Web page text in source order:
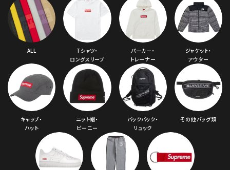
ALL
Tシャツ・
ロングスリーブ
パーカー・
トレーナー
ジャケット・
アウター
キャップ・
ハット
ニット帽・
ビーニー
バックパック・
リュック
その他バッグ類